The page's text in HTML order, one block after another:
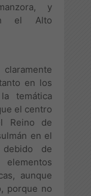
y
el Alto
en los
temática
el centro
Reino de
en el
de
aunque
porque no